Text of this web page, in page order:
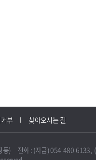
니다.
불필요하게 되었을 때에
부 찾아오시는 길
동) 전화 : (자금) 054-480-6133,